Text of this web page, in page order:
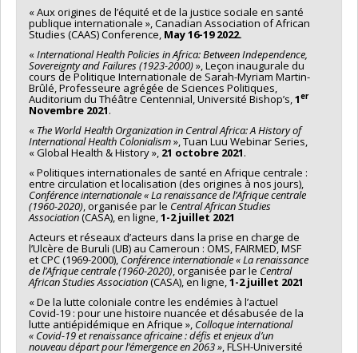
« Aux origines de l’équité et de la justice sociale en santé
publique internationale », Canadian Association of African
Studies (CAAS) Conference, May 16-19 2022.
«International Health Policies in Africa: Between Independence,
Sovereignty and Failures (1923-2000)», Leçon inaugurale du
cours de Politique Internationale de Sarah-Myriam Martin-
Brûlé, Professeure agrégée de Sciences Politiques,
Auditorium du Théâtre Centennial, Université Bishop’s,1er
Novembre 2021.
« The World Health Organization in Central Africa: A History of
International Health Colonialism», Tuan Luu Webinar Series,
« Global Health & History », 21 octobre 2021.
« Politiques internationales de santé en Afrique centrale :
entre circulation et localisation (des origines à nos jours),
Conférence internationale « La renaissance de l’Afrique centrale
(1960-2020), organisée par le Central African Studies
Association(CASA), en ligne,1-2 juillet 2021
Acteurs et réseaux d’acteurs dans la prise en charge de
l’Ulcère de Buruli (UB) au Cameroun : OMS, FAIRMED, MSF
et CPC (1969-2000), Conférence internationale « La renaissance
de l’Afrique centrale (1960-2020), organisée par le Central
African Studies Association(CASA), en ligne,1-2 juillet 2021
« De la lutte coloniale contre les endémies à l’actuel
Covid-19 : pour une histoire nuancée et désabusée de la
lutte antiépidémique en Afrique », Colloque international
« Covid-19 et renaissance africaine : défis et enjeux d’un
nouveau départ pour l’émergence en 2063 », FLSH-Université